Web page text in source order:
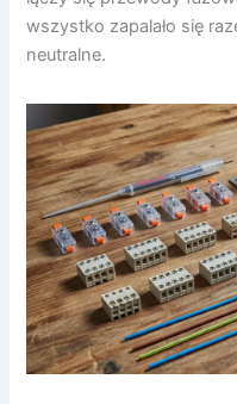
wszystko zapalało się
neutralne.